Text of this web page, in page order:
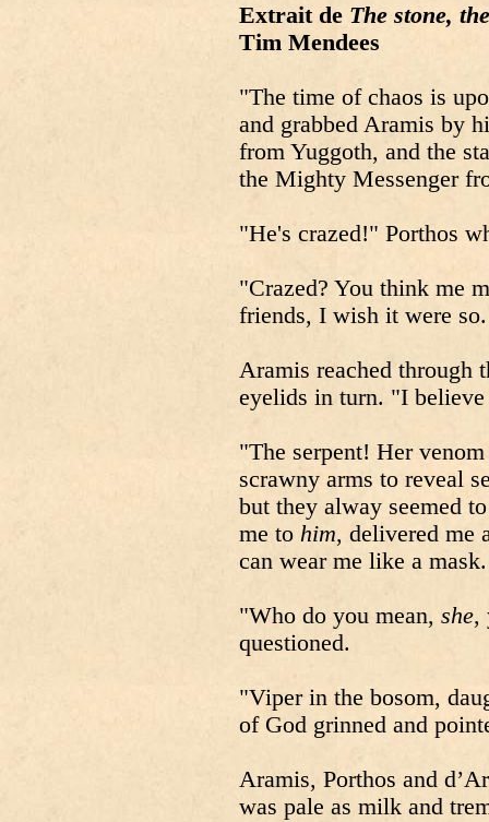
Extrait de The stone,
Tim Mendees
"The time of chaos is
and grabbed Aramis by
from Yuggoth, and the
the Mighty Messenger
"He's crazed!" Porthos
"Crazed? You think me
friends, I wish it were
Aramis reached through
eyelids in turn. "I believe
"The serpent! Her
scrawny arms to reveal
but they alway seemed
me to him, delivered me
can wear me like a
"Who do you mean, she,
questioned.
"Viper in the bosom,
of God grinned and
Aramis, Porthos and
was pale as milk and